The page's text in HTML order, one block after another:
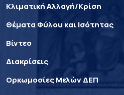
Κλιματική Αλλαγή/Κρίση
Θέματα Φύλου και Ισότητας
Βίντεο
Διακρίσεις
Ορκωμοσίες Μελών ΔΕΠ